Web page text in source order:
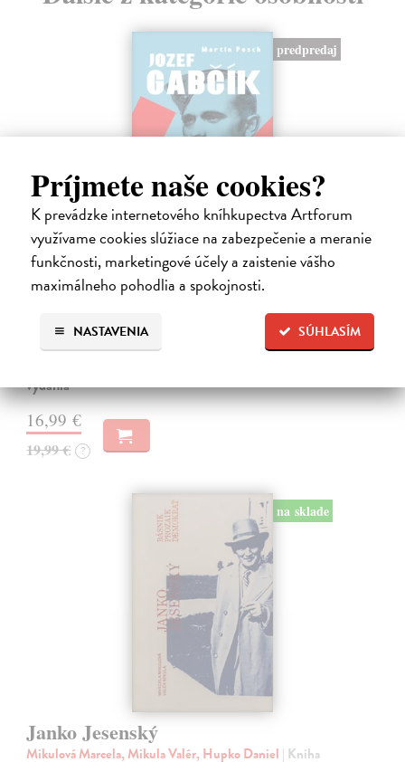
Príjmete naše cookies?
K prevádzke internetového kníhkupectva Artforum
využívame cookies slúžiace na zabezpečenie a meranie
funkčnosti, marketingové účely a zaistenie vášho
maximálneho pohodlia a spokojnosti.
SÚHLASÍM
NASTAVENIA
predpredaj
Jozef Gabčík. Človek, vojak, legenda
Posch Martin| Kniha
Keď sa povie Jozef Gabčík, väčšina z nás si predstaví vojaka
v uniforme, agenta, odbojára, atentát, kryptu v kostole. A okamih,
ktorý zmenil dejiny.
vydania
16,99 €
19,99 € ?
na sklade
Janko Jesenský
Mikulová Marcela, Mikula Valér, Hupko Daniel | Kniha